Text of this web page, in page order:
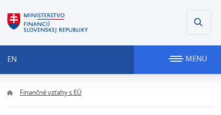
EN MENU
Finančné vzťahy s EÚ